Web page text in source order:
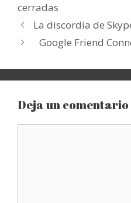
cerradas
La discordia de
Google Friend
Deja un comentario